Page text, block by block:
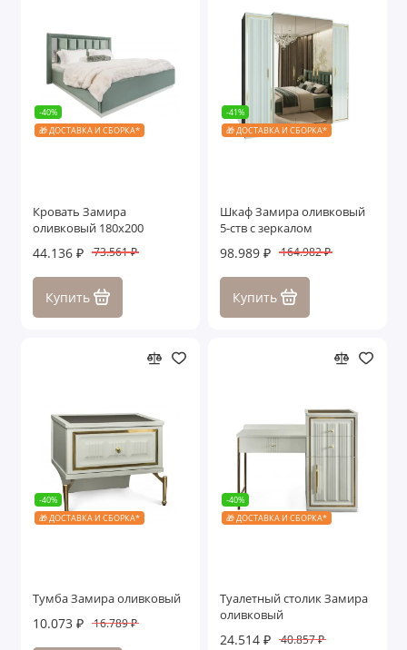
-40%
🎁 ДОСТАВКА И СБОРКА*
Кровать Замира
оливковый 180x200
44.136 ₽ 73.561 ₽
Купить
-41%
🎁 ДОСТАВКА И СБОРКА*
Шкаф Замира оливковый
5-ств с зеркалом
98.989 ₽ 164.982 ₽
Купить
-40%
🎁 ДОСТАВКА И СБОРКА*
Тумба Замира оливковый
10.073 ₽ 16.789 ₽
-40%
🎁 ДОСТАВКА И СБОРКА*
Туалетный столик Замира
оливковый
24.514 ₽ 40.857 ₽